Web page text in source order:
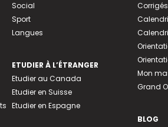
Social
Sport
Langues
ETUDIER À L’ÉTRANGER
Etudier au Canada
Etudier en Suisse
Etudier en Espagne
Mon
Grand
BLOG